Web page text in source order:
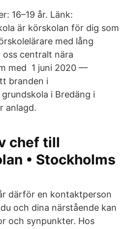
16–19 år. Länk:
är körskolan för dig som
med lång
centralt nära
med 1 juni 2020 —
branden i
i Bredäng i
anlagd.
chef till
• Stockholms
därför en kontaktperson
och dina närstående kan
och synpunkter. Hos